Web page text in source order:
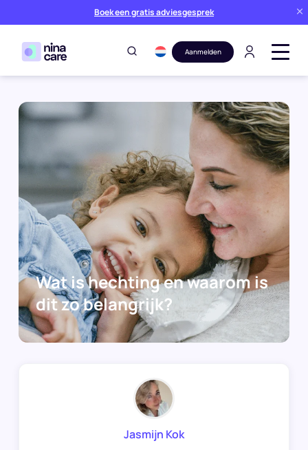
Boek een gratis adviesgesprek
Aanmelden
Blog Wat is hechting en waarom is
Wat is hechting en waarom is
dit zo belangrijk?
Jasmijn Kok